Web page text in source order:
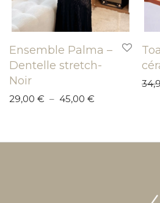
Ensemble Palma –
Dentelle stretch-
Noir
29,00 € – 45,00 €